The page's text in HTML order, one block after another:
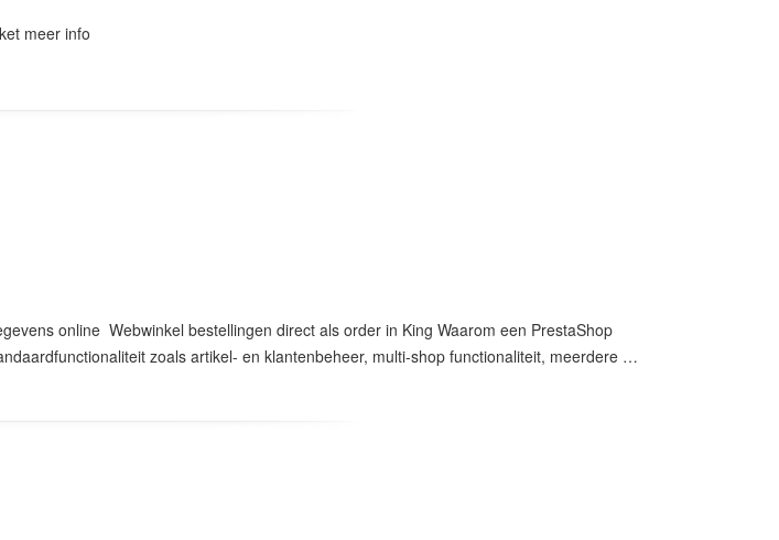
meer info
online Webwinkel bestellingen direct als order in King Waarom een PrestaShop
zoals artikel- en klantenbeheer, multi-shop functionaliteit, meerdere …